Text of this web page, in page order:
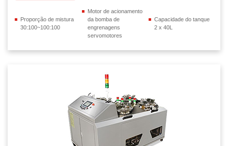
Proporção de mistura
30:100~100:100
Motor de acionamento
da bomba de
engrenagens
servomotores
Capacidade do tanque
2 x 40L